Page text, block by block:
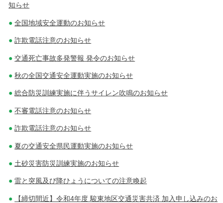
知らせ
全国地域安全運動のお知らせ
詐欺電話注意のお知らせ
交通死亡事故多発警報 発令のお知らせ
秋の全国交通安全運動実施のお知らせ
総合防災訓練実施に伴うサイレン吹鳴のお知らせ
不審電話注意のお知らせ
詐欺電話注意のお知らせ
夏の交通安全県民運動実施のお知らせ
土砂災害防災訓練実施のお知らせ
雷と突風及び降ひょうについての注意喚起
【締切間近】令和4年度 駿東地区交通災害共済 加入申し込みのお